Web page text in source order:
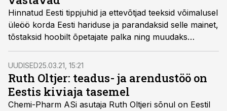
Hinnatud Eesti tippjuhid ja ettevõtjad teeksid võimalusel
üleöö korda Eesti hariduse ja parandaksid selle mainet,
tõstaksid hoobilt õpetajate palka ning muudaks
õpetajaameti kõige ihaldusväärsemaks.
UUDISED25.03.21, 15:21
Ruth Oltjer: teadus- ja arendustöö on
Eestis kiviaja tasemel
Chemi-Pharm ASi asutaja Ruth Oltjeri sõnul on Eestil